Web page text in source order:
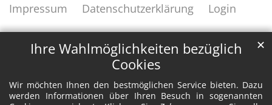
Ihre Wahlmöglichkeiten bezüglich
Cookies
Wir möchten Ihnen den bestmöglichen Service bieten. Dazu
werden Informationen über Ihren Besuch in sogenannten
✕
Impressum
Datenschutzerklärung Login